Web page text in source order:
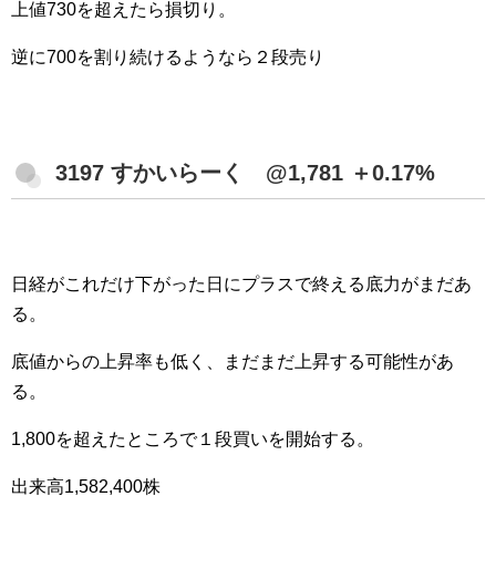
上値730を超えたら損切り。
逆に700を割り続けるようなら２段売り
3197 すかいらーく @1,781 ＋0.17%
日経がこれだけ下がった日にプラスで終える底力がまだあ
る。
底値からの上昇率も低く、まだまだ上昇する可能性があ
る。
1,800を超えたところで１段買いを開始する。
出来高1,582,400株